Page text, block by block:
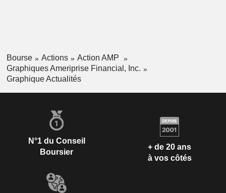
Bourse Actions
Action AMP
Graphiques Ameriprise Financial, Inc.
Graphique Actualités
N°1 du Conseil
Boursier
+ de 20 ans
à vos côtés